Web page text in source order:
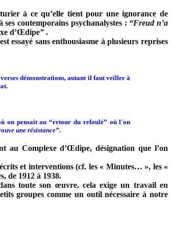
à ce qu’elle tient pour une ignorance de
contemporains psychanalystes : “Freud n’a
d’Œdipe” .
essayé sans enthousiasme à plusieurs reprises
démonstrations, autant il faut veiller à
on pensait au “retour du refoulé” où l'on
une résistance”.
au Complexe d’Œdipe, désignation que l’on
écrits et interventions (cf. les « Minutes… », les «
de 1912 à 1938.
toute son œuvre, cela exige un travail en
groupes comme un outil nécessaire à notre